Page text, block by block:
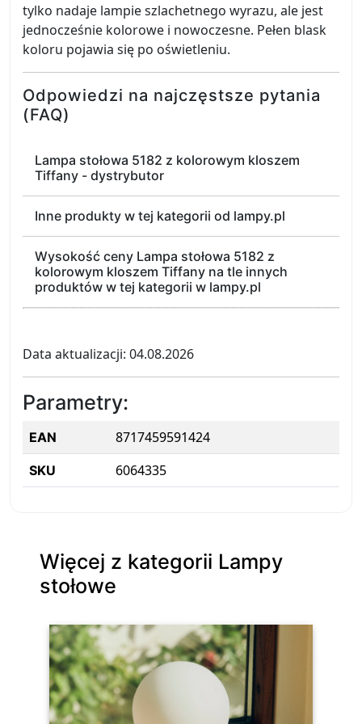
tylko nadaje lampie szlachetnego wyrazu, ale jest
jednocześnie kolorowe i nowoczesne. Pełen blask
koloru pojawia się po oświetleniu.
Odpowiedzi na najczęstsze pytania
(FAQ)
Lampa stołowa 5182 z kolorowym kloszem
Tiffany - dystrybutor
Inne produkty w tej kategorii od lampy.pl
Wysokość ceny Lampa stołowa 5182 z
kolorowym kloszem Tiffany na tle innych
produktów w tej kategorii w lampy.pl
Data aktualizacji: 04.08.2026
Parametry:
EAN 8717459591424
SKU 6064335
Więcej z kategorii Lampy
stołowe